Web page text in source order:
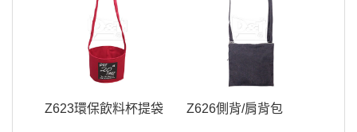
Z623環保飲料杯提袋 Z626側背/肩背包